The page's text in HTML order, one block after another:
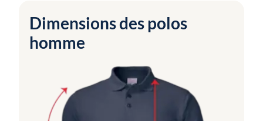
Dimensions des polos
homme